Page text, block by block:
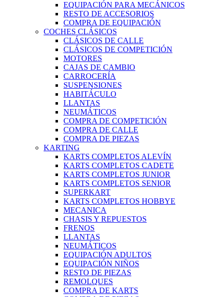
EQUIPACIÓN PARA MECÁNICOS
RESTO DE ACCESORIOS
COMPRA DE EQUIPACIÓN
COCHES CLÁSICOS
CLÁSICOS DE CALLE
CLÁSICOS DE COMPETICIÓN
MOTORES
CAJAS DE CAMBIO
CARROCERÍA
SUSPENSIONES
HABITÁCULO
LLANTAS
NEUMÁTICOS
COMPRA DE COMPETICIÓN
COMPRA DE CALLE
COMPRA DE PIEZAS
KARTING
KARTS COMPLETOS ALEVÍN
KARTS COMPLETOS CADETE
KARTS COMPLETOS JUNIOR
KARTS COMPLETOS SENIOR
SUPERKART
KARTS COMPLETOS HOBBYE
MECANICA
CHASIS Y REPUESTOS
FRENOS
LLANTAS
NEUMÁTICOS
EQUIPACIÓN ADULTOS
EQUIPACIÓN NIÑOS
RESTO DE PIEZAS
REMOLQUES
COMPRA DE KARTS